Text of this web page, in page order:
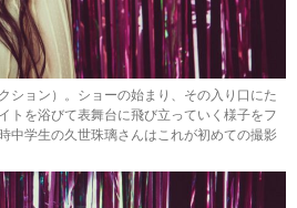
ション）。ショーの始まり、その入り口にた
トを浴びて表舞台に飛び立っていく様子をフ
中学生の久世珠璃さんはこれが初めての撮影